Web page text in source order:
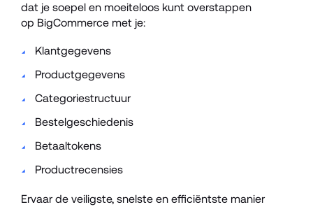
dat je soepel en moeiteloos kunt overstappen
op BigCommerce met je:
Klantgegevens
Productgegevens
Categoriestructuur
Bestelgeschiedenis
Betaaltokens
Productrecensies
Ervaar de veiligste, snelste en efficiëntste manier